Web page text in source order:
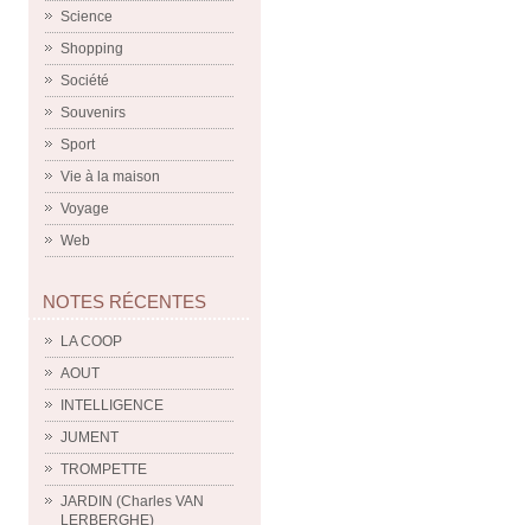
Science
Shopping
Société
Souvenirs
Sport
Vie à la maison
Voyage
Web
NOTES RÉCENTES
LA COOP
AOUT
INTELLIGENCE
JUMENT
TROMPETTE
JARDIN (Charles VAN
LERBERGHE)